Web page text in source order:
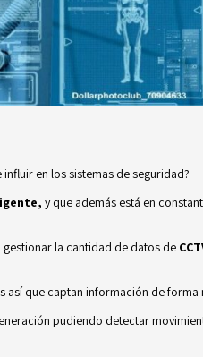
en los sistemas de seguridad?
y que además está en
la cantidad de datos de
que captan información de
pudiendo detectar